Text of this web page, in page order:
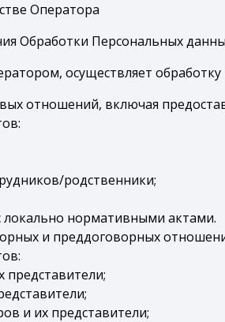
Оператора
Обработки Персональных
осуществляет
отношений, включая
родственники;
локально нормативными актами.
и преддоговорных
представители;
и их представители;